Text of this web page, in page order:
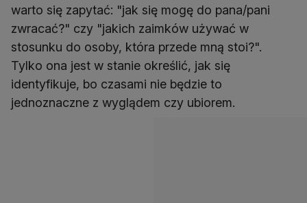
warto się zapytać: "jak się mogę do pana/pani
zwracać?" czy "jakich zaimków używać w
stosunku do osoby, która przede mną stoi?".
Tylko ona jest w stanie określić, jak się
identyfikuje, bo czasami nie będzie to
jednoznaczne z wyglądem czy ubiorem.